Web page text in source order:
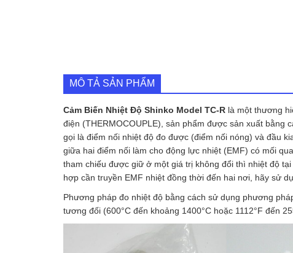
MÔ TẢ SẢN PHẨM
Cảm Biến Nhiệt Độ Shinko Model TC-R là một thương
điện (THERMOCOUPLE), sản phẩm được sản xuất bằng
gọi là điểm nối nhiệt độ đo được (điểm nối nóng) và đầu
giữa hai điểm nối làm cho động lực nhiệt (EMF) có mối
tham chiếu được giữ ở một giá trị không đổi thì nhiệt độ
hợp cần truyền EMF nhiệt đồng thời đến hai nơi, hãy sử
Phương pháp đo nhiệt độ bằng cách sử dụng phương
tương đối (600°C đến khoảng 1400°C hoặc 1112°F đến